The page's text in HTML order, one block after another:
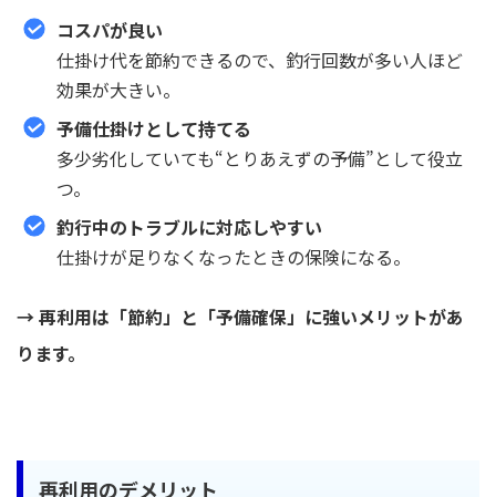
コスパが良い
仕掛け代を節約できるので、釣行回数が多い人ほど
効果が大きい。
予備仕掛けとして持てる
多少劣化していても“とりあえずの予備”として役立
つ。
釣行中のトラブルに対応しやすい
仕掛けが足りなくなったときの保険になる。
→ 再利用は「節約」と「予備確保」に強いメリットがあ
ります。
再利用のデメリット